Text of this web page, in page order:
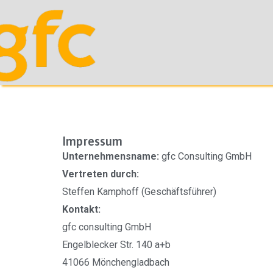
Impressum
Unternehmensname: gfc Consulting GmbH
Vertreten durch:
Steffen Kamphoff (Geschäftsführer)
Kontakt:
gfc consulting GmbH
Engelblecker Str. 140 a+b
41066 Mönchengladbach